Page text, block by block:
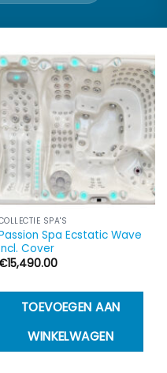
SPA'S
Spa Ecstatic Wave
Cover
15,490.00
TOEVOEGEN AAN
WINKELWAGEN